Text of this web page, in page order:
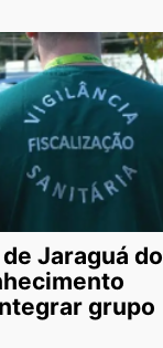
Jaraguá do
grupo